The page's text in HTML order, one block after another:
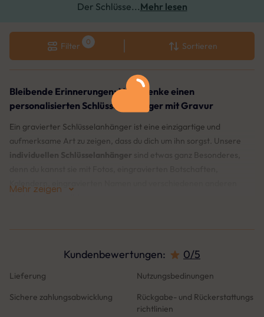
Der Schlüsse...Mehr lesen
Filter Sortieren
Bleibende Erinnerungen: Verschenke einen
personalisierten Schlüsselanhänger mit Gravur
Ein gravierter Schlüsselanhänger ist eine einzigartige und
aufmerksame Art zu zeigen, dass du dich um ihn sorgst. Unsere
individuellen Schlüsselanhänger sind etwas ganz Besonderes,
Kalendern, eingravierten Namen und verschiedenen anderen
Designs personalisieren.
Foto-Schlüsselanhänger, Schlüsselanhänger mit eingraviertem
für Familien, Schlüsselanhänger für Paare, Schlüsselanhänger in
Herzform und mehr.
Mehr zeigen
Lieferung
Nutzungsbedinungen
Sichere zahlungsabwicklung
Rückgabe- und Rückerstattungs
richtlinien
Kundenbewertungen: 0/5